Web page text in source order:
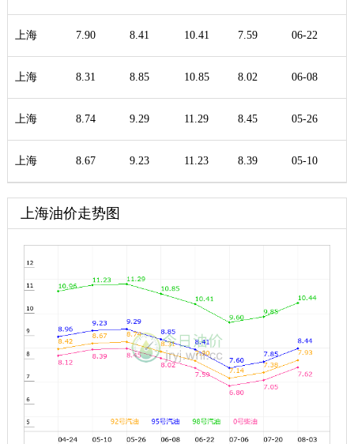
上海 7.90 8.41 10.41 7.59 06-22
上海 8.31 8.85 10.85 8.02 06-08
上海 8.74 9.29 11.29 8.45 05-26
上海 8.67 9.23 11.23 8.39 05-10
上海油价走势图